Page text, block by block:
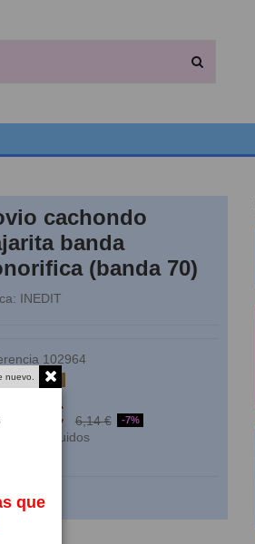
cachondo
banda
(banda 70)
INEDIT
102964
de stock
€ 6,14 € -7%
incluidos
nuevo.
que